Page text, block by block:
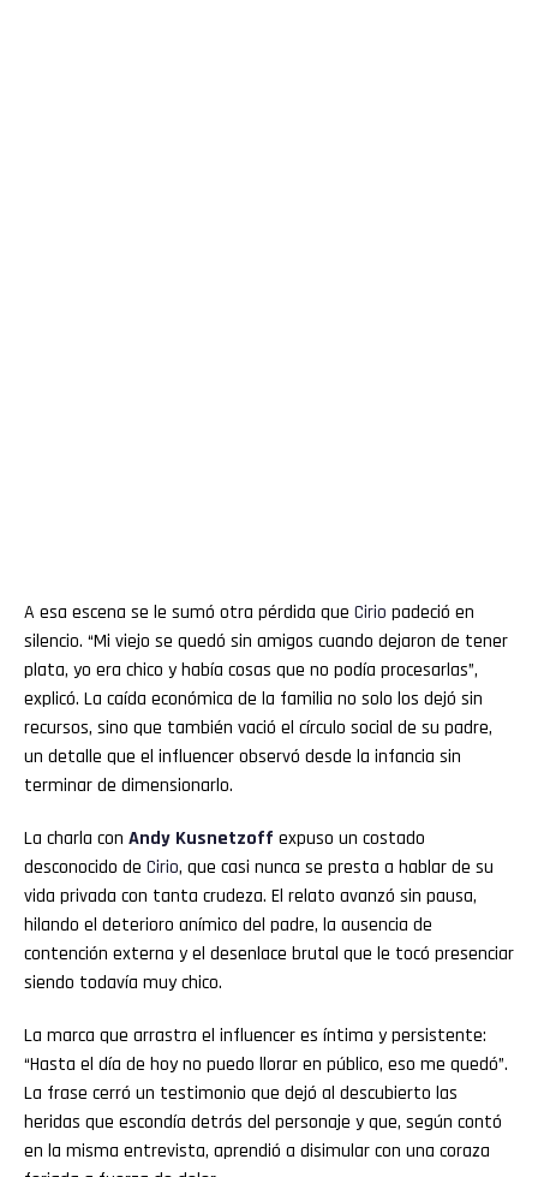
A esa escena se le sumó otra pérdida que Cirio padeció en
silencio. “Mi viejo se quedó sin amigos cuando dejaron de tener
plata, yo era chico y había cosas que no podía procesarlas”,
explicó. La caída económica de la familia no solo los dejó sin
recursos, sino que también vació el círculo social de su padre,
un detalle que el influencer observó desde la infancia sin
terminar de dimensionarlo.
La charla con Andy Kusnetzoff expuso un costado
desconocido de Cirio, que casi nunca se presta a hablar de su
vida privada con tanta crudeza. El relato avanzó sin pausa,
hilando el deterioro anímico del padre, la ausencia de
contención externa y el desenlace brutal que le tocó presenciar
siendo todavía muy chico.
La marca que arrastra el influencer es íntima y persistente:
“Hasta el día de hoy no puedo llorar en público, eso me quedó”.
La frase cerró un testimonio que dejó al descubierto las
heridas que escondía detrás del personaje y que, según contó
en la misma entrevista, aprendió a disimular con una coraza